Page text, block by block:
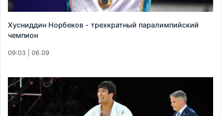
Хусниддин Норбеков - трехкратный паралимпийский
чемпион
09:03 | 06.09